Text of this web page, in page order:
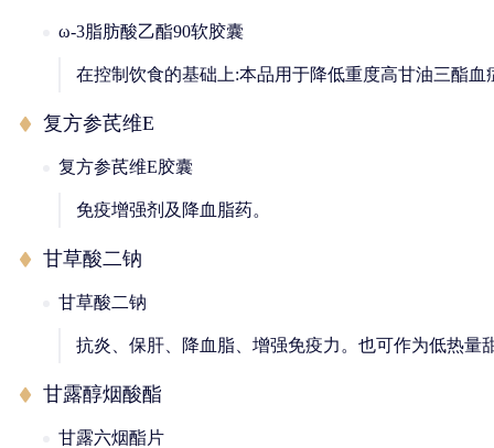
ω-3脂肪酸乙酯90软胶囊
在控制饮食的基础上:本品用于降低重度高甘油三酯
复方参芪维E
复方参芪维E胶囊
免疫增强剂及降血脂药。
甘草酸二钠
甘草酸二钠
抗炎、保肝、降血脂、增强免疫力。也可作为低热量
甘露醇烟酸酯
甘露六烟酯片